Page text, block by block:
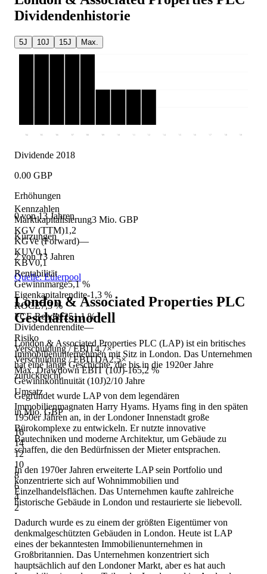
Kennzahlen
Marktkapitalisierung3 Mio. GBP
KGV (TTM)1,2
KGVe (Forward)—
KUV0,1
KBV0,1
Rentabilität
Gewinnmarge5,1 %
Eigenkapitalrendite-1,3 %
ROCE7,3 %
FCF-Rendite251,1 %
Dividendenrendite—
Risiko
Verschuldung / EBIT4,7×
Verschuldung / EBITDA2,5×
Max. Drawdown EBIT (10J)-165,2 %
Gewinnkontinuität (10J)2/10 Jahre
Umsatz
in Mio. GBP
16
14
12
10
8
6
4
2
Dividendenhistorie
5J 10J 15J Max.
'04 '05 '06 '07 '08 '09 '10 '12 '14 '15 '16 '17 '18 '19
Dividende 2018
0.00 GBP
Erhöhungen
0 von 13 Jahren
Kürzungen
2 von 13 Jahren
Quelle: Eulerpool
London & Associated Properties PLC
Geschäftsmodell
London & Associated Properties PLC (LAP) ist ein britisches
Immobilienunternehmen mit Sitz in London. Das Unternehmen
hat eine lange Geschichte, die bis in die 1920er Jahre
zurückreicht.
Gegründet wurde LAP von dem legendären
Immobilienmagnaten Harry Hyams. Hyams fing in den späten
1950er Jahren an, in der Londoner Innenstadt große
Bürokomplexe zu entwickeln. Er nutzte innovative
Bautechniken und moderne Architektur, um Gebäude zu
schaffen, die den Bedürfnissen der Mieter entsprachen.
In den 1970er Jahren erweiterte LAP sein Portfolio und
konzentrierte sich auf Wohnimmobilien und
Einzelhandelsflächen. Das Unternehmen kaufte zahlreiche
historische Gebäude in London und restaurierte sie liebevoll.
Dadurch wurde es zu einem der größten Eigentümer von
denkmalgeschützten Gebäuden in London. Heute ist LAP
eines der bekanntesten Immobilienunternehmen in
Großbritannien. Das Unternehmen konzentriert sich
hauptsächlich auf den Londoner Markt, aber es hat auch